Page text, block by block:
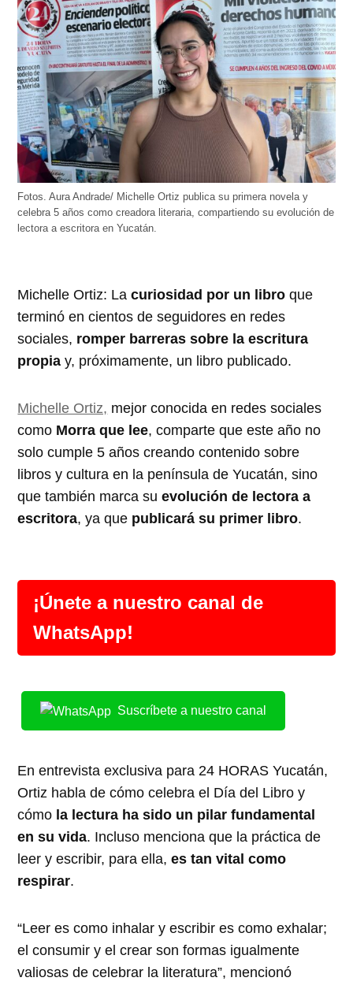
Fotos. Aura Andrade/ Michelle Ortiz publica su primera novela y
celebra 5 años como creadora literaria, compartiendo su evolución de
lectora a escritora en Yucatán.
Michelle Ortiz: Lacuriosidad por un libro que
terminó en cientos de seguidores en redes
sociales, romper barreras sobre la escritura
propia y, próximamente, un libro publicado.
Michelle Ortiz, mejor conocida en redes sociales
como Morra que lee, comparte que este año no
solo cumple 5 años creando contenido sobre
libros y cultura en la península de Yucatán, sino
que también marca suevolución de lectora a
escritora, ya que publicará su primer libro.
¡Únete a nuestro canal de
WhatsApp!
Suscríbete a nuestro canal
En entrevista exclusiva para 24 HORAS Yucatán,
Ortiz habla de cómo celebra el Día del Libro y
cómo la lectura ha sido un pilar fundamental
en su vida. Incluso menciona que la práctica de
leer y escribir, para ella,es tan vital como
respirar.
“Leer es como inhalar y escribir es como exhalar;
el consumir y el crear son formas igualmente
valiosas de celebrar la literatura”, mencionó